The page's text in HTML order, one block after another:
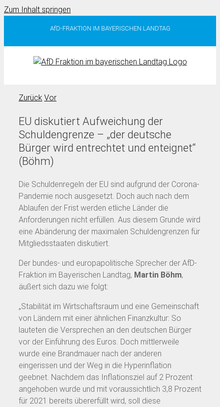
Zum Inhalt springen
AfD-FRAKTION IM BAYERISCHEN LANDTAG
Zurück Vor
EU diskutiert Aufweichung der
Schuldengrenze – „der deutsche
Bürger wird entrechtet und enteignet“
(Böhm)
Die Schuldenregeln der EU sind aufgrund der Corona-
Pandemie noch ausgesetzt. Doch auch nach dem
Ablaufen der Frist werden etliche Länder die
Anforderungen nicht erfüllen. Aus diesem Grunde wird
eine Abänderung der maximalen Schuldengrenzen für
Mitgliedsstaaten diskutiert.
Der bundes- und europapolitische Sprecher der AfD-
Fraktion im Bayerischen Landtag, Martin Böhm,
äußert sich dazu wie folgt:
„Stabilität im Wirtschaftsraum und eine Gemeinschaft
von Ländern mit einer ähnlichen Finanzkultur: So
lauteten die Versprechen an den deutschen Bürger
vor der Einführung des Euros. Doch mittlerweile
wurde eine Brandmauer nach der anderen
eingerissen und der Weg in die Hyperinflation
geebnet. Nachdem das Inflationsziel auf 2 Prozent
angehoben wurde und mit voraussichtlich 3,8 Prozent
für 2021 bereits übererfüllt wird, soll diese